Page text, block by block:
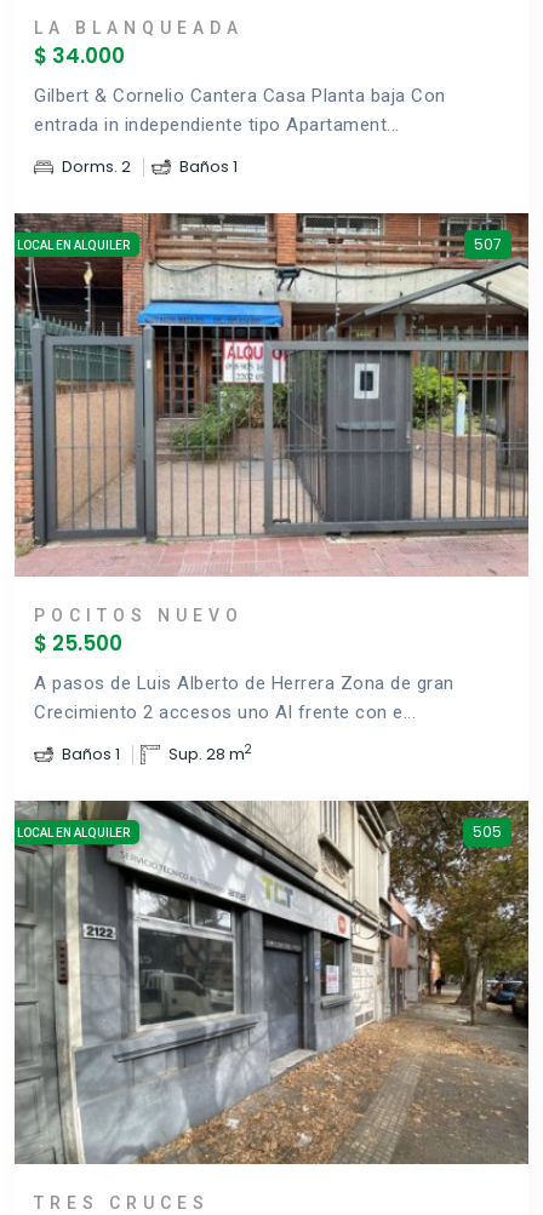
LA BLANQUEADA
$ 34.000
Gilbert & Cornelio Cantera Casa Planta baja Con
entrada in independiente tipo Apartament...
Dorms. 2 Baños 1
LOCAL EN ALQUILER 507
POCITOS NUEVO
$ 25.500
A pasos de Luis Alberto de Herrera Zona de gran
Crecimiento 2 accesos uno Al frente con e...
Baños 1 Sup. 28 m2
LOCAL EN ALQUILER 505
TRES CRUCES